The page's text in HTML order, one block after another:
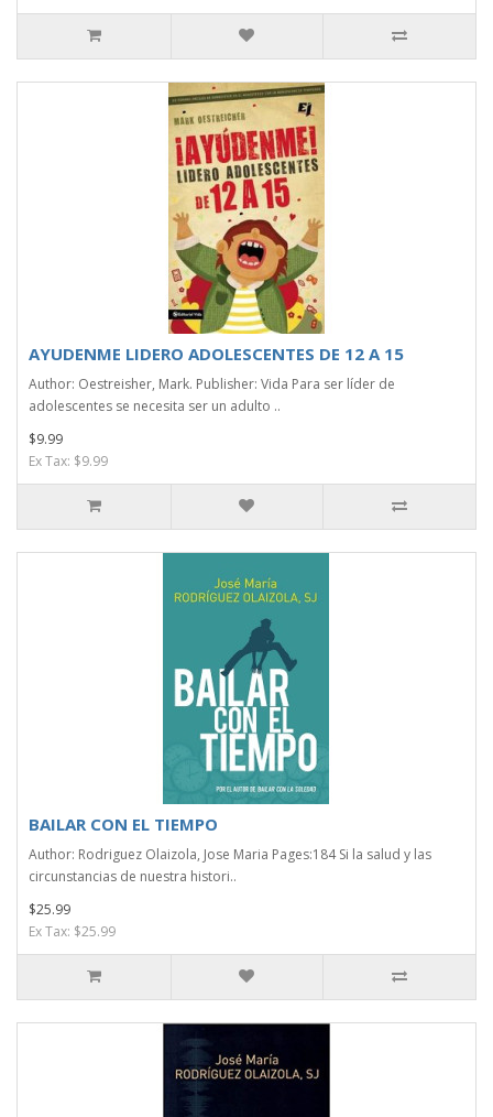
AYUDENME LIDERO ADOLESCENTES DE 12 A 15
Author: Oestreisher, Mark. Publisher: Vida Para ser líder de
adolescentes se necesita ser un adulto ..
$9.99
Ex Tax: $9.99
BAILAR CON EL TIEMPO
Author: Rodriguez Olaizola, Jose Maria Pages:184 Si la salud y las
circunstancias de nuestra histori..
$25.99
Ex Tax: $25.99